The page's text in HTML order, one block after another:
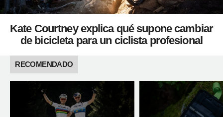
Kate Courtney explica qué supone cambiar
de bicicleta para un ciclista profesional
RECOMENDADO